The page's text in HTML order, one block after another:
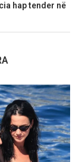
hap tender në